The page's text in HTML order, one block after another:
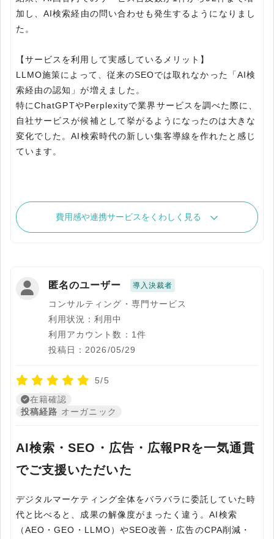
加し、AI検索経由の問い合わせも発生するようになりまし
た。
【サービスを利用して実感しているメリット】
LLMO施策によって、従来のSEOでは取れなかった「AI検
索経由の認知」が増えました。
特にChatGPTやPerplexityで業界サービスを調べた際に、
自社サービスが候補として挙がるようになったのは大きな
変化でした。AI検索時代の新しい集客導線を作れたと感じ
ています。
費用感や連携サービスをくわしく見る
匿名のユーザー 導入決裁者
コンサルティング・専門サービス
利用状況：利用中
利用アカウント数：1件
投稿日：2026/05/29
5/5
在籍確認
投稿経路 オーガニック
AI検索・SEO・広告・広報PRを一気通貫
でご支援いただいた
デジタルマーケティング全体をバラバラに委託していた時
代と比べると、成果の解像度がまったく違う。AI検索
（AEO・GEO・LLMO）やSEO改善・広告のCPA削減・